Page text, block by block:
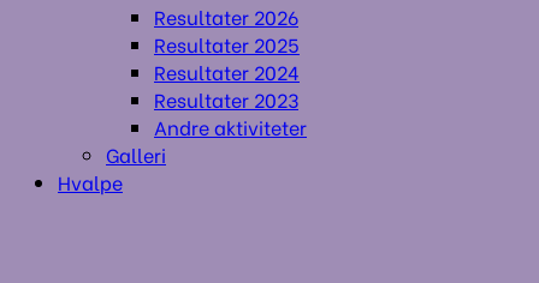
Resultater 2026
Resultater 2025
Resultater 2024
Resultater 2023
Andre aktiviteter
Galleri
Hvalpe